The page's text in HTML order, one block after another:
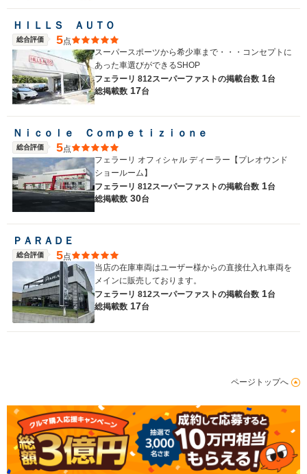
ＨＩＬＬＳ ＡＵＴＯ
総合評価 5点
スーパースポーツから希少車まで・・・コンセプトに
あった車選びができるSHOP
フェラーリ 812スーパーファストの掲載台数 1台
総掲載数 17台
Ｎｉｃｏｌｅ Ｃｏｍｐｅｔｉｚｉｏｎｅ
総合評価 5点
フェラーリ オフィシャル ディーラー【プレオウンド
ショールーム】
フェラーリ 812スーパーファストの掲載台数 1台
総掲載数 30台
ＰＡＲＡＤＥ
総合評価 5点
当店の在庫車両はユーザー様からの直接仕入れ車両を
メインに販売しております。
フェラーリ 812スーパーファストの掲載台数 1台
総掲載数 17台
ページトップへ